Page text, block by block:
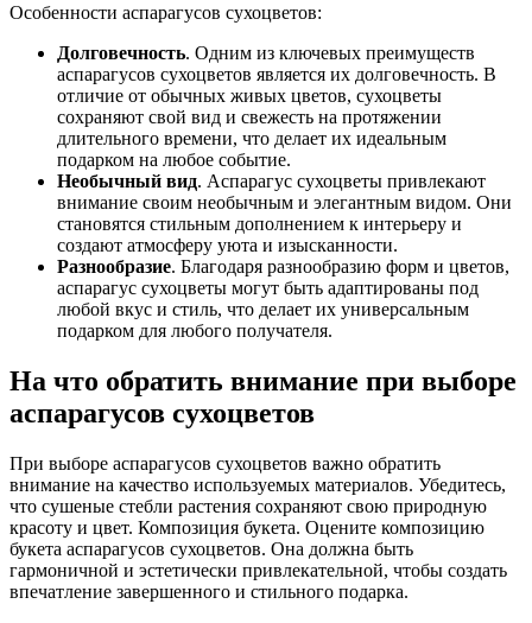
Особенности аспарагусов сухоцветов:
Долговечность. Одним из ключевых преимуществ
аспарагусов сухоцветов является их долговечность. В
отличие от обычных живых цветов, сухоцветы
сохраняют свой вид и свежесть на протяжении
длительного времени, что делает их идеальным
подарком на любое событие.
Необычный вид. Аспарагус сухоцветы привлекают
внимание своим необычным и элегантным видом. Они
становятся стильным дополнением к интерьеру и
создают атмосферу уюта и изысканности.
Разнообразие. Благодаря разнообразию форм и цветов,
аспарагус сухоцветы могут быть адаптированы под
любой вкус и стиль, что делает их универсальным
подарком для любого получателя.
На что обратить внимание при выборе
аспарагусов сухоцветов
При выборе аспарагусов сухоцветов важно обратить
внимание на качество используемых материалов. Убедитесь,
что сушеные стебли растения сохраняют свою природную
красоту и цвет. Композиция букета. Оцените композицию
букета аспарагусов сухоцветов. Она должна быть
гармоничной и эстетически привлекательной, чтобы создать
впечатление завершенного и стильного подарка.